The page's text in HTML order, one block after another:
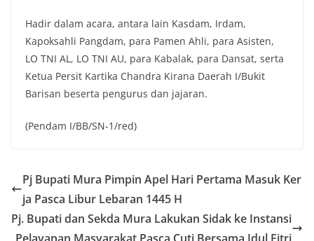
Hadir dalam acara, antara lain Kasdam, Irdam,
Kapoksahli Pangdam, para Pamen Ahli, para Asisten,
LO TNI AL, LO TNI AU, para Kabalak, para Dansat, serta
Ketua Persit Kartika Chandra Kirana Daerah I/Bukit
Barisan beserta pengurus dan jajaran.
(Pendam I/BB/SN-1/red)
Pj Bupati Mura Pimpin Apel Hari Pertama Masuk Ker
ja Pasca Libur Lebaran 1445 H
Pj. Bupati dan Sekda Mura Lakukan Sidak ke Instansi